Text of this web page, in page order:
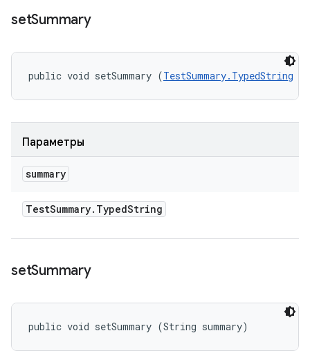
setSummary
public void setSummary (TestSummary.TypedString
Параметры
summary
TestSummary. TypedString
setSummary
public void setSummary (String summary)